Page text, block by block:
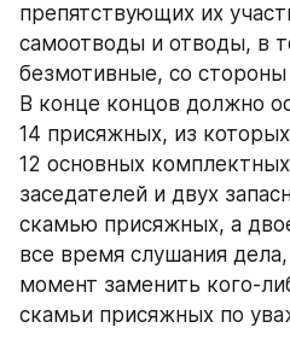
препятствующих их
самоотводы и отводы, в
безмотивные, со
В конце концов должно
14 присяжных, из
12 основных
заседателей и двух
скамью присяжных, а
все время слушания
момент заменить кого-
скамьи присяжных по